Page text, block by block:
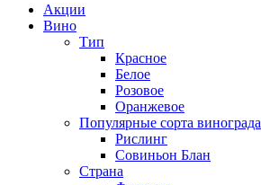
Акции
Вино
Тип
Красное
Белое
Розовое
Оранжевое
Популярные сорта винограда
Рислинг
Совиньон Блан
Страна